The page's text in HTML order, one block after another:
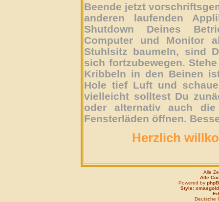
Beende jetzt
anderen laufenden
Shutdown Deines
Computer und Monitor
Stuhlsitz baumeln, sind
sich fortzubewegen.
Kribbeln in den Beinen
Hole tief Luft und
vielleicht solltest Du
oder alternativ auch
Fensterläden öffnen.
Herzlich
Alle
Alle
Powered by
Style: xmasgold
Deutsche